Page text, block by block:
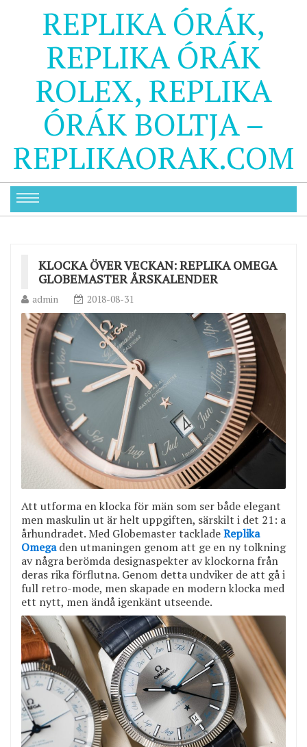
REPLIKA ÓRÁK,
REPLIKA ÓRÁK
ROLEX, REPLIKA
ÓRÁK BOLTJA –
REPLIKAORAK.COM
KLOCKA ÖVER VECKAN: REPLIKA OMEGA
GLOBEMASTER ÅRSKALENDER
admin 2018-08-31
Att utforma en klocka för män som ser både elegant
men maskulin ut är helt uppgiften, särskilt i det 21: a
århundradet. Med Globemaster tackladeReplika
Omegaden utmaningen genom att ge en ny tolkning
av några berömda designaspekter av klockorna från
deras rika förflutna. Genom detta undviker de att gå i
full retro-mode, men skapade en modern klocka med
ett nytt, men ändå igenkänt utseende.